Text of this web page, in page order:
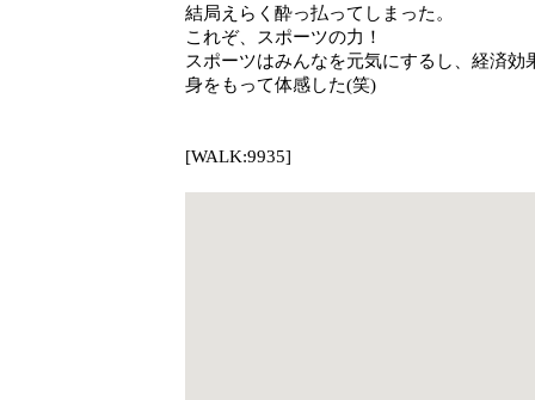
結局えらく酔っ払ってしまった。
これぞ、スポーツの力！
スポーツはみんなを元気にするし、経済効
身をもって体感した(笑)
[WALK:9935]